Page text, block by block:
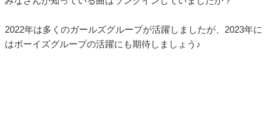
2022年は多くのガールズグループが活躍しましたが、2023年に
はボーイズグループの活躍にも期待しましょう♪